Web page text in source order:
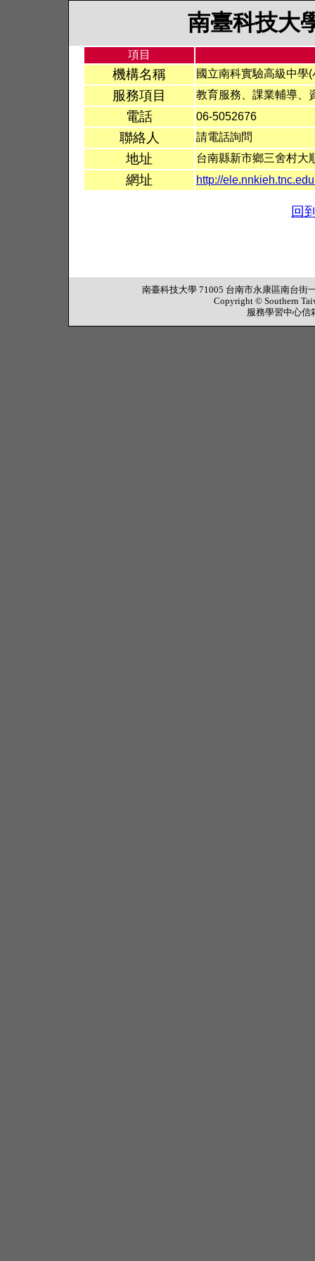
南臺科技大
項目
機構名稱 國立南科實驗高級中學
服務項目 教育服務、課業輔導、
電話 06-5052676
聯絡人 請電話詢問
地址 台南縣新市鄉三舍村大
網址 http://
回
南臺科技大學 71005 台南市永康區南台街
Copyright © Southern
服務學習中心信